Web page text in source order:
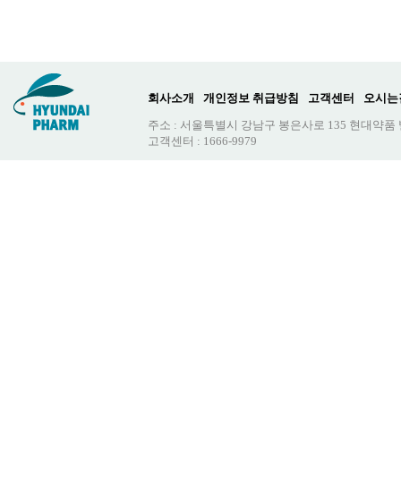
회사소개 개인정보 취급방침 고객센터
오시는
주소 : 서울특별시 강남구 봉은사로 135 현대약품
고객센터 : 1666-9979